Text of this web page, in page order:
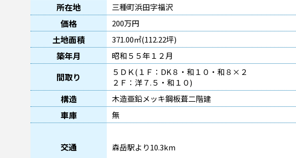
所在地 三種町浜田字福沢
価格 200万円
土地面積 371.00㎡(112.22坪)
築年月 昭和５５年１２月
間取り
５ＤＫ(１Ｆ：DK８・和１０・和８×２
２Ｆ：洋７.５・和１０)
構造 木造亜鉛メッキ鋼板葺二階建
車庫 無
交通 森岳駅より10.3km